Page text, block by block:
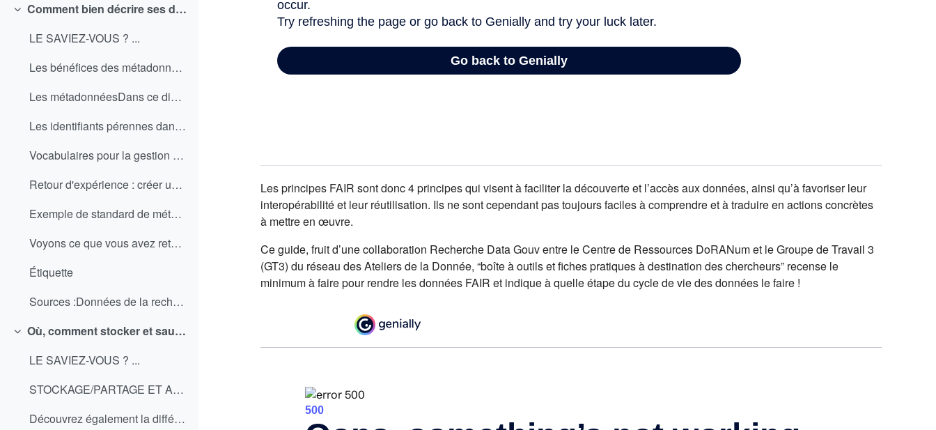
Replier
Comment bien décrire ses données avec les métadonnées ?
LE SAVIEZ-VOUS ? ...
Les bénéfices des métadonnées Les métadonnées, lor...
Les métadonnéesDans ce diaporama interactif, vous ...
Les identifiants pérennes dans le cycle de vie des...
Vocabulaires pour la gestion des objets numériques...
Retour d'expérience : créer un vocabulaire contrôl...
Exemple de standard de métadonnéesDans le domaine ...
Voyons ce que vous avez retenu... https://callisto...
Étiquette
Sources :Données de la recherche : apprentissage...
Replier
Où, comment stocker et sauvegarder les données ?
LE SAVIEZ-VOUS ? ...
STOCKAGE/PARTAGE ET ARCHIVAGE : QUELLES DIFFÉRENCE...
Découvrez également la différence entre stockage e...
Les principes FAIR sont donc 4 principes qui visent à faciliter la découverte et l’accès aux données, ainsi qu’à favoriser leur
interopérabilité et leur réutilisation. Ils ne sont cependant pas toujours faciles à comprendre et à traduire en actions concrètes
à mettre en œuvre.
Ce guide, fruit d’une collaboration Recherche Data Gouv entre le Centre de Ressources DoRANum et le Groupe de Travail 3
(GT3) du réseau des Ateliers de la Donnée, “boîte à outils et fiches pratiques à destination des chercheurs” recense le
minimum à faire pour rendre les données FAIR et indique à quelle étape du cycle de vie des données le faire !